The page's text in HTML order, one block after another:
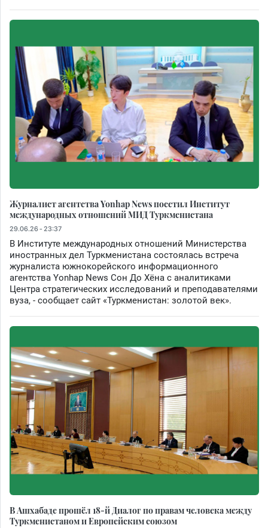
Журналист агентства Yonhap News посетил Институт
международных отношений МИД Туркменистана
29.06.26 - 23:37
В Институте международных отношений Министерства
иностранных дел Туркменистана состоялась встреча
журналиста южнокорейского информационного
агентства Yonhap News Сон До Хёна с аналитиками
Центра стратегических исследований и преподавателями
вуза, - сообщает сайт «Туркменистан: золотой век».
В Ашхабаде прошёл 18-й Диалог по правам человека между
Туркменистаном и Европейским союзом